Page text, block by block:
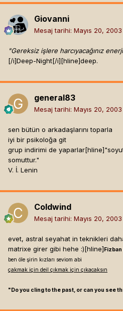
Giovanni
Mesaj tarihi: Mayıs 20, 2003
"Gereksiz işlere harcıyacağınız
[/i]Deep-Night[/i][hline]deep.
general83
Mesaj tarihi: Mayıs 20, 2003
sen bütün o arkadaşlarını toparla
iyi bir psikoloğa git
grup indirimi de yaparlar[hline]
somuttur."
V. İ. Lenin
Coldwind
Mesaj tarihi: Mayıs 20, 2003
evet, astral seyahat in teknikleri
matrixe girer gibi hehe :)[hline] Fizban
ben öle şirin kızları seviom abi
çakmak için deil çıkmak için çıkacaksın
"Do you cling to the past, or can you see